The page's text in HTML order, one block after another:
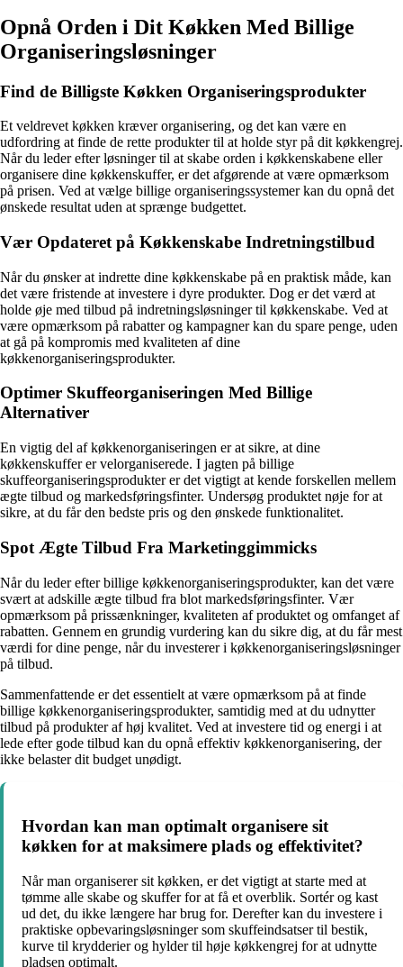
Opnå Orden i Dit Køkken Med Billige
Organiseringsløsninger
Find de Billigste Køkken Organiseringsprodukter
Et veldrevet køkken kræver organisering, og det kan være en
udfordring at finde de rette produkter til at holde styr på dit køkkengrej.
Når du leder efter løsninger til at skabe orden i køkkenskabene eller
organisere dine køkkenskuffer, er det afgørende at være opmærksom
på prisen. Ved at vælge billige organiseringssystemer kan du opnå det
ønskede resultat uden at sprænge budgettet.
Vær Opdateret på Køkkenskabe Indretningstilbud
Når du ønsker at indrette dine køkkenskabe på en praktisk måde, kan
det være fristende at investere i dyre produkter. Dog er det værd at
holde øje med tilbud på indretningsløsninger til køkkenskabe. Ved at
være opmærksom på rabatter og kampagner kan du spare penge, uden
at gå på kompromis med kvaliteten af dine
køkkenorganiseringsprodukter.
Optimer Skuffeorganiseringen Med Billige
Alternativer
En vigtig del af køkkenorganiseringen er at sikre, at dine
køkkenskuffer er velorganiserede. I jagten på billige
skuffeorganiseringsprodukter er det vigtigt at kende forskellen mellem
ægte tilbud og markedsføringsfinter. Undersøg produktet nøje for at
sikre, at du får den bedste pris og den ønskede funktionalitet.
Spot Ægte Tilbud Fra Marketinggimmicks
Når du leder efter billige køkkenorganiseringsprodukter, kan det være
svært at adskille ægte tilbud fra blot markedsføringsfinter. Vær
opmærksom på prissænkninger, kvaliteten af produktet og omfanget af
rabatten. Gennem en grundig vurdering kan du sikre dig, at du får mest
værdi for dine penge, når du investerer i køkkenorganiseringsløsninger
på tilbud.
Sammenfattende er det essentielt at være opmærksom på at finde
billige køkkenorganiseringsprodukter, samtidig med at du udnytter
tilbud på produkter af høj kvalitet. Ved at investere tid og energi i at
lede efter gode tilbud kan du opnå effektiv køkkenorganisering, der
ikke belaster dit budget unødigt.
Hvordan kan man optimalt organisere sit
køkken for at maksimere plads og effektivitet?
Når man organiserer sit køkken, er det vigtigt at starte med at
tømme alle skabe og skuffer for at få et overblik. Sortér og kast
ud det, du ikke længere har brug for. Derefter kan du investere i
praktiske opbevaringsløsninger som skuffeindsatser til bestik,
kurve til krydderier og hylder til høje køkkengrej for at udnytte
pladsen optimalt.